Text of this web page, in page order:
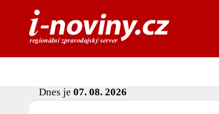
Dnes je 07. 08. 2026